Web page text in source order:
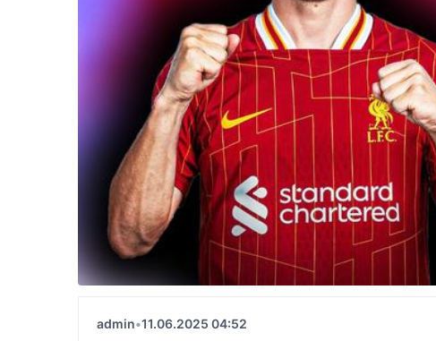
admin•11.06.2025 04:52